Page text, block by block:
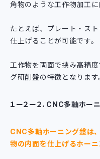
角物のような工作物加工に
たとえば、プレート・ス
仕上げることが可能です。
工作物を両面で挟み高精
グ研削盤の特徴となります
１ー２ー２．CNC多軸ホー
CNC多軸ホーニング盤は
物の内面を仕上げるホーニ